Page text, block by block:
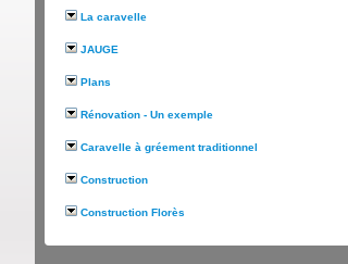
La caravelle
JAUGE
Plans
Rénovation - Un exemple
Caravelle à gréement traditionnel
Construction
Construction Florès